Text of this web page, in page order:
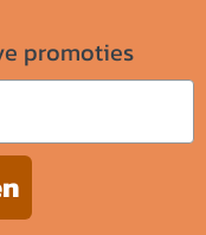
promoties